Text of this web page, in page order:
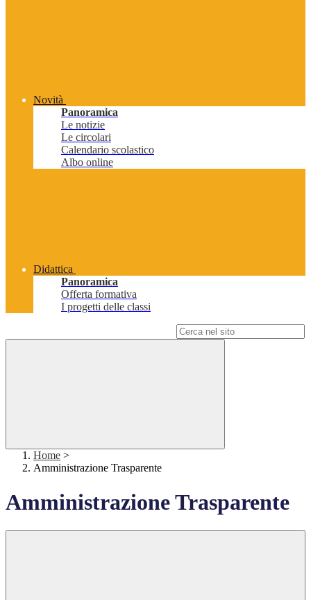
Novità
Panoramica
Le notizie
Le circolari
Calendario scolastico
Albo online
Didattica
Panoramica
Offerta formativa
I progetti delle classi
Home >
Amministrazione Trasparente
Amministrazione Trasparente